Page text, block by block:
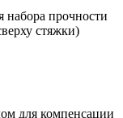
набора прочности
стяжки)
для компенсации